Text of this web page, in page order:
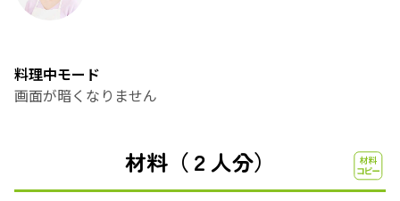
料理中モード
画面が暗くなりません
材料（２人分）